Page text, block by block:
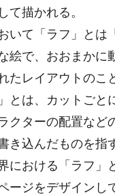
て描かれる。
いて「ラフ」とは
絵で、おおまかに
たレイアウトのこ
とは、カットごと
クターの配置など
き込んだものを指
における「ラフ」
ージをデザインし